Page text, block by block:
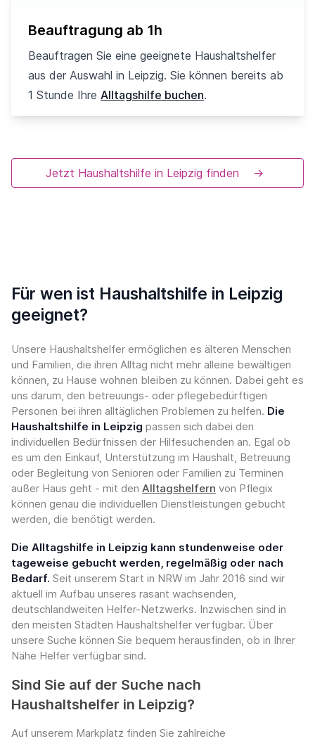
Beauftragung ab 1h
Beauftragen Sie eine geeignete Haushaltshelfer
aus der Auswahl in Leipzig. Sie können bereits ab
1 Stunde Ihre Alltagshilfe buchen.
Jetzt Haushaltshilfe in Leipzig finden →
Für wen ist Haushaltshilfe in Leipzig
geeignet?
Unsere Haushaltshelfer ermöglichen es älteren Menschen
und Familien, die ihren Alltag nicht mehr alleine bewältigen
können, zu Hause wohnen bleiben zu können. Dabei geht es
uns darum, den betreuungs- oder pflegebedürftigen
Personen bei ihren alltäglichen Problemen zu helfen. Die
Haushaltshilfe in Leipzig passen sich dabei den
individuellen Bedürfnissen der Hilfesuchenden an. Egal ob
es um den Einkauf, Unterstützung im Haushalt, Betreuung
oder Begleitung von Senioren oder Familien zu Terminen
außer Haus geht - mit den Alltagshelfern von Pflegix
können genau die individuellen Dienstleistungen gebucht
werden, die benötigt werden.
Die Alltagshilfe in Leipzig kann stundenweise oder
tageweise gebucht werden, regelmäßig oder nach
Bedarf. Seit unserem Start in NRW im Jahr 2016 sind wir
aktuell im Aufbau unseres rasant wachsenden,
deutschlandweiten Helfer-Netzwerks. Inzwischen sind in
den meisten Städten Haushaltshelfer verfügbar. Über
unsere Suche können Sie bequem herausfinden, ob in Ihrer
Nähe Helfer verfügbar sind.
Sind Sie auf der Suche nach
Haushaltshelfer in Leipzig?
Auf unserem Markplatz finden Sie zahlreiche